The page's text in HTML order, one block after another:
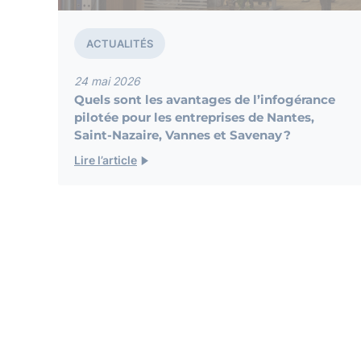
ACTUALITÉS
24 mai 2026
Quels sont les avantages de l’infogérance
pilotée pour les entreprises de Nantes,
Saint-Nazaire, Vannes et Savenay ?
Lire l’article